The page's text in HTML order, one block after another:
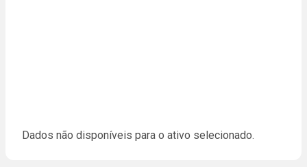
Dados não disponíveis para o ativo selecionado.